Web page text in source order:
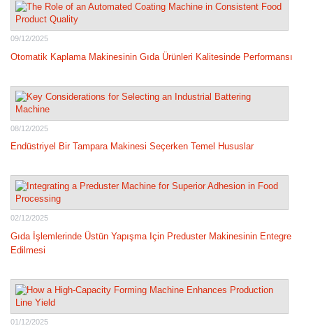
09/12/2025
Otomatik Kaplama Makinesinin Gıda Ürünleri Kalitesinde Performansı
08/12/2025
Endüstriyel Bir Tampara Makinesi Seçerken Temel Hususlar
02/12/2025
Gıda İşlemlerinde Üstün Yapışma Için Preduster Makinesinin Entegre
Edilmesi
01/12/2025